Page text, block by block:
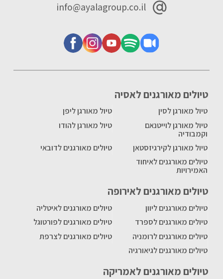
טיולים מאורגנים לאסיה
טיול מאורגן לסין
טיול מאורגן ליפן
טיול מאורגן לוייטנאם
וקמבודיה
טיול מאורגן להודו
טיול מאורגן לקירגיזסטאן
טיולים מאורגנים לדובאי
טיולים מאורגנים לאיחוד
האמירויות
טיולים מאורגנים לאירופה
טיולים מאורגנים ליוון
טיולים מאורגנים לאיטליה
טיולים מאורגנים לספרד
טיולים מאורגנים לפורטוגל
טיולים מאורגנים לרומניה
טיולים מאורגנים לצרפת
טיולים מאורגנים לגיאורגיה
טיולים מאורגנים לאמריקה
info@ayalagroup.co.il